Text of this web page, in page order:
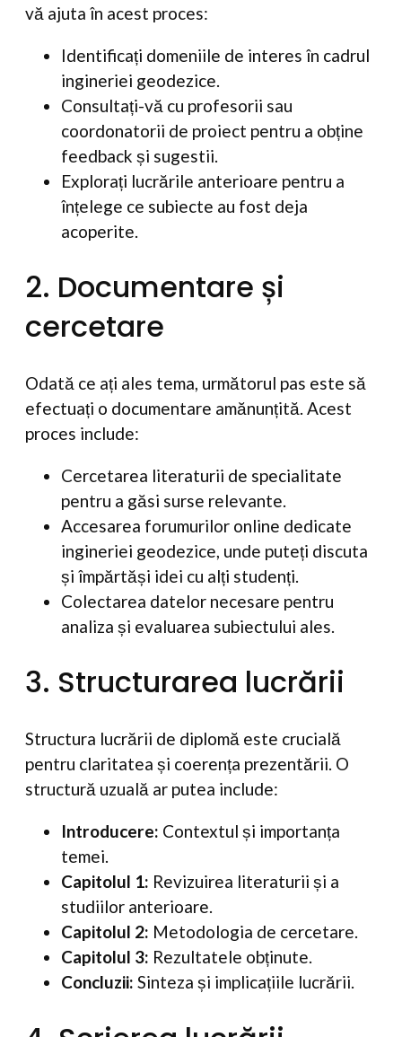
vă ajuta în acest proces:
Identificați domeniile de interes în cadrul
ingineriei geodezice.
Consultați-vă cu profesorii sau
coordonatorii de proiect pentru a obține
feedback și sugestii.
Explorați lucrările anterioare pentru a
înțelege ce subiecte au fost deja
acoperite.
2. Documentare și
cercetare
Odată ce ați ales tema, următorul pas este să
efectuați o documentare amănunțită. Acest
proces include:
Cercetarea literaturii de specialitate
pentru a găsi surse relevante.
Accesarea forumurilor online dedicate
ingineriei geodezice, unde puteți discuta
și împărtăși idei cu alți studenți.
Colectarea datelor necesare pentru
analiza și evaluarea subiectului ales.
3. Structurarea lucrării
Structura lucrării de diplomă este crucială
pentru claritatea și coerența prezentării. O
structură uzuală ar putea include:
Introducere: Contextul și importanța
temei.
Capitolul 1: Revizuirea literaturii și a
studiilor anterioare.
Capitolul 2: Metodologia de cercetare.
Capitolul 3: Rezultatele obținute.
Concluzii: Sinteza și implicațiile lucrării.